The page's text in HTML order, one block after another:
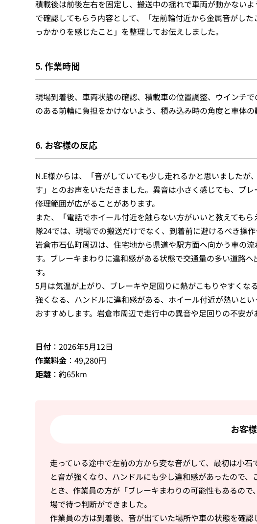
積載後は前後左右を固定し、搬送中の揺れで車両が動かない
で確認してもらう内容として、「左前輪付近から金属音がし
っかかりを感じたこと」を整理してお伝えしました。
5. 作業時間
現場到着後、車両状態の確認、積載車の位置調整、ウインチ
のある前輪に負担をかけないよう、積み込み時の角度と車体
6. お客様の反応
N.E様からは、「音がしていても少し走れるかと思いました
す」とのお声をいただきました。異音は小さく感じても、ブ
修理範囲が広がることがあります。
また、「電話でホイール付近を触らない方がいいと教えても
隊24では、現場での搬送だけでなく、到着前に避けるべき操
岩倉市石仏町周辺は、住宅地から県道や駅方面へ向かう車の
す。ブレーキまわりに違和感がある状態で交通量の多い道路
す。
5月は気温が上がり、ブレーキや足回りに熱がこもりやすく
強くなる、ハンドルに違和感がある、ホイール付近が熱いと
おすすめします。岩倉市周辺で走行中の異音や足回りの不安
日付 ：2026年5月12日
作業料金 ：49,280円
距離 ：約65km
お客
走っている途中で左前の方から変な音がして、最初は小
と音が強くなり、ハンドルにも少し違和感があったので
とき、作業員の方が「ブレーキまわりの可能性もあるの
場で待つ判断ができました。
作業員の方は到着後、音が出ていた場所や車の状態を確